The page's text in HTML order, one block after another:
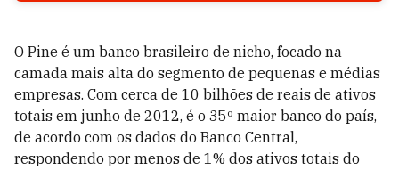
O Pine é um banco brasileiro de nicho, focado na
camada mais alta do segmento de pequenas e médias
empresas. Com cerca de 10 bilhões de reais de ativos
totais em junho de 2012, é o 35º maior banco do país,
de acordo com os dados do Banco Central,
respondendo por menos de 1% dos ativos totais do